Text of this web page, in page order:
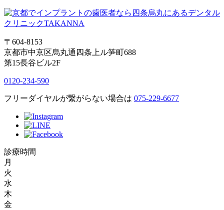
〒604-8153
京都市中京区烏丸通四条上ル笋町688
第15長谷ビル2F
0120-234-590
フリーダイヤルが繋がらない場合は 075-229-6677
診療時間
月
火
水
木
金